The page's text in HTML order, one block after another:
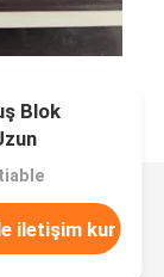
Blok
iletişim kur